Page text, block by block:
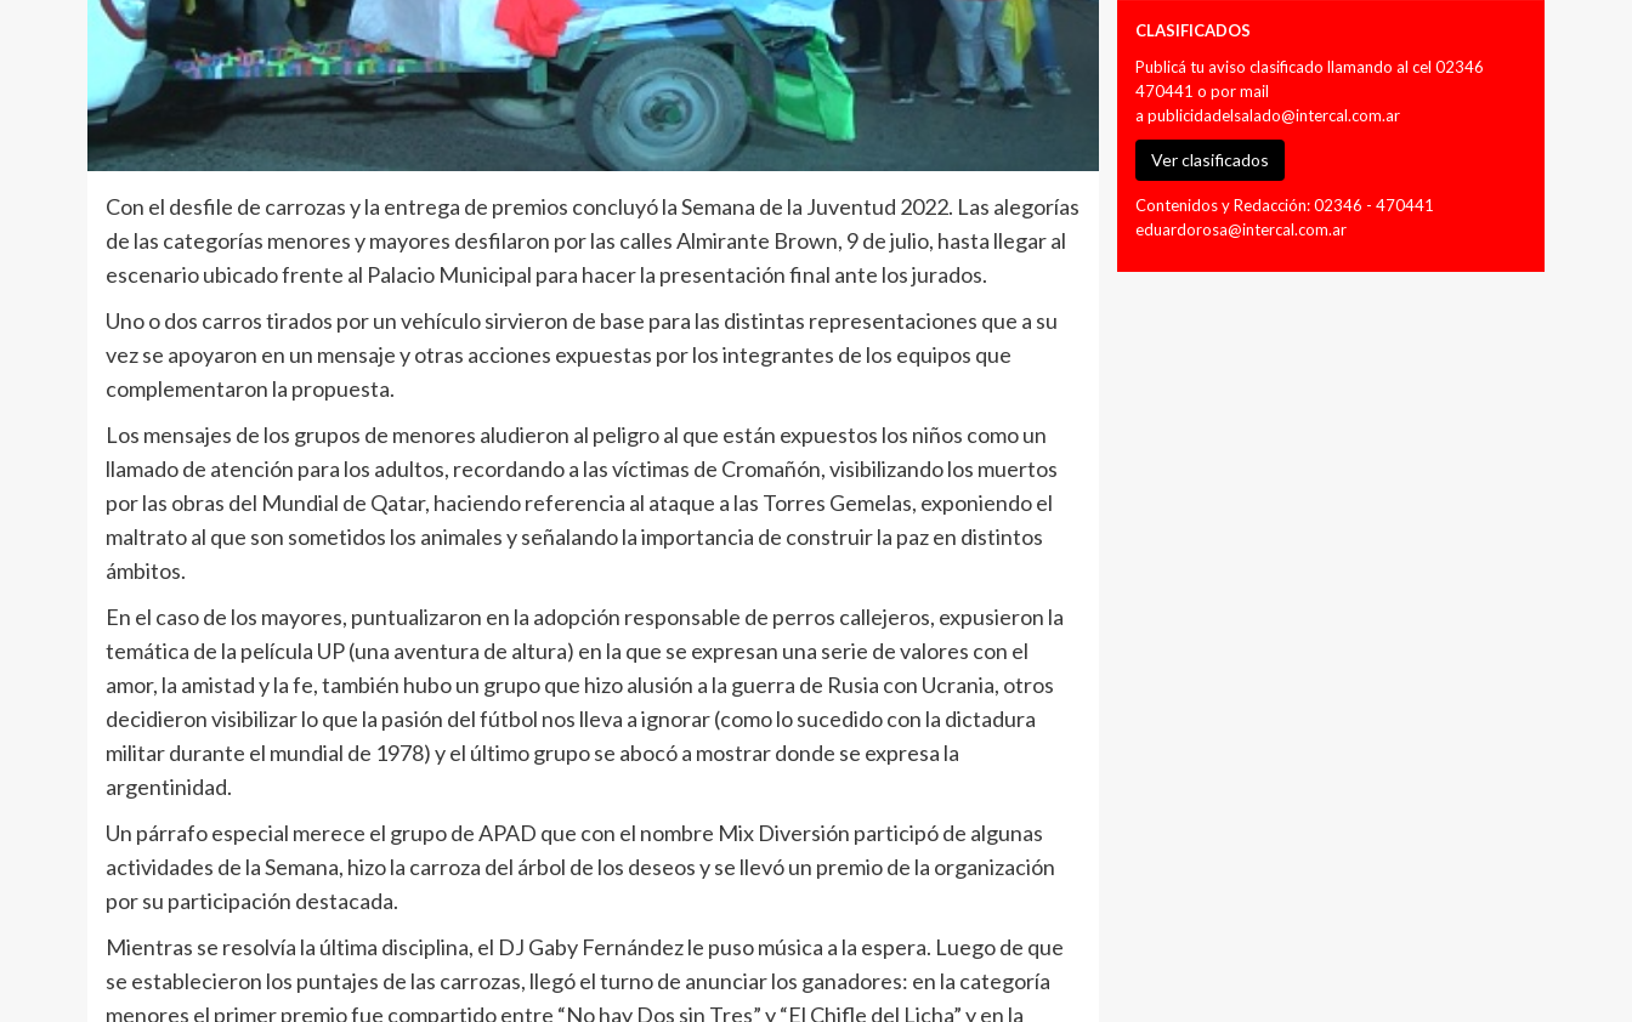
Con el desfile de carrozas y la entrega de premios concluyó la Semana de la Juventud 2022. Las alegorías
de las categorías menores y mayores desfilaron por las calles Almirante Brown, 9 de julio, hasta llegar al
escenario ubicado frente al Palacio Municipal para hacer la presentación final ante los jurados.
Uno o dos carros tirados por un vehículo sirvieron de base para las distintas representaciones que a su
vez se apoyaron en un mensaje y otras acciones expuestas por los integrantes de los equipos que
complementaron la propuesta.
Los mensajes de los grupos de menores aludieron al peligro al que están expuestos los niños como un
llamado de atención para los adultos, recordando a las víctimas de Cromañón, visibilizando los muertos
por las obras del Mundial de Qatar, haciendo referencia al ataque a las Torres Gemelas, exponiendo el
maltrato al que son sometidos los animales y señalando la importancia de construir la paz en distintos
ámbitos.
En el caso de los mayores, puntualizaron en la adopción responsable de perros callejeros, expusieron la
temática de la película UP (una aventura de altura) en la que se expresan una serie de valores con el
amor, la amistad y la fe, también hubo un grupo que hizo alusión a la guerra de Rusia con Ucrania, otros
decidieron visibilizar lo que la pasión del fútbol nos lleva a ignorar (como lo sucedido con la dictadura
militar durante el mundial de 1978) y el último grupo se abocó a mostrar donde se expresa la
argentinidad.
Un párrafo especial merece el grupo de APAD que con el nombre Mix Diversión participó de algunas
actividades de la Semana, hizo la carroza del árbol de los deseos y se llevó un premio de la organización
por su participación destacada.
Mientras se resolvía la última disciplina, el DJ Gaby Fernández le puso música a la espera. Luego de que
se establecieron los puntajes de las carrozas, llegó el turno de anunciar los ganadores: en la categoría
menores el primer premio fue compartido entre “No hay Dos sin Tres” y “El Chifle del Licha” y en la
CLASIFICADOS
Publicá tu aviso clasificado llamando al cel 02346
470441 o por mail
a publicidadelsalado@intercal.com.ar
Ver clasificados
Contenidos y Redacción: 02346 - 470441
eduardorosa@intercal.com.ar